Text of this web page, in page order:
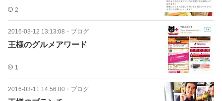
2
2016-03-12 13:13:08 ・ ブログ
王様のグルメアワード
1
2016-03-11 14:56:00 ・ ブログ